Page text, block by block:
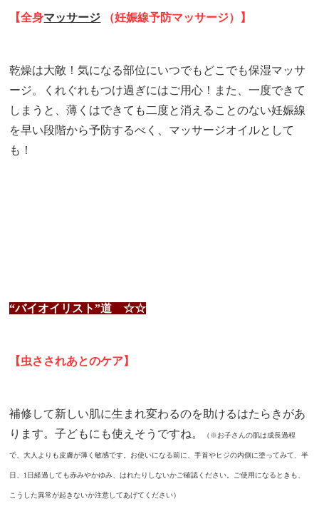
【全身マッサージ （妊娠線予防マッサージ）】
乾燥は大敵！気になる部位にいつでもどこでも保湿マッサ
ージ。
くれぐれもつけ過ぎにはご用心！ また、一度できて
しまうと、薄くはできても二度と消えることのない妊娠線
を早い段階から予防するべく、マッサージオイルとして
も！
“バイオイリスト”道 ☆☆
【虫さされあとのケア】
補修して新しい肌に生まれ変わるのを助けるはたらきがあ
ります。子どもにも使えそうですね。 （※お子さんの肌は成長過程
で、大人よりも皮膚が薄く敏感です。お使いになる前に、手首やヒジの内側に塗ってみて、半
日、1日経過しても赤みやかゆみ、はれたりしないかご確認ください。ご使用になるときも、
こうした異常が起きないか注意してあげてください）